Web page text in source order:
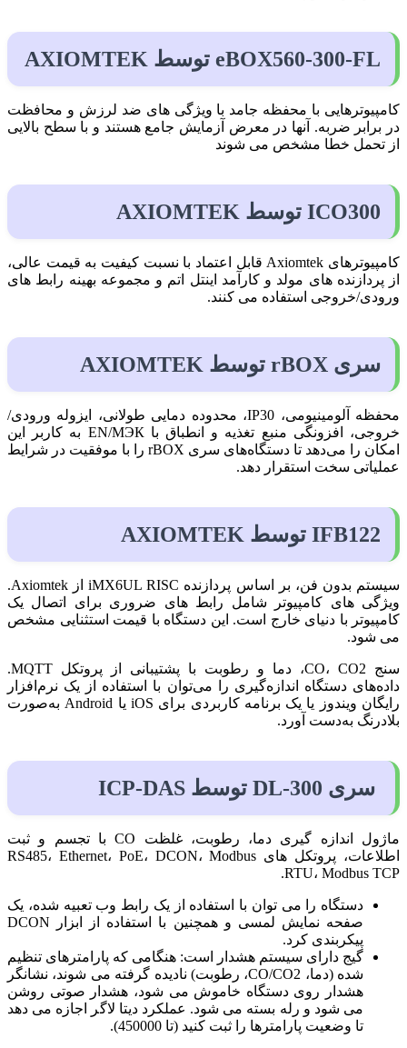
eBOX560-300-FL توسط AXIOMTEK
کامپیوترهایی با محفظه جامد با ویژگی های ضد لرزش و محافظت
در برابر ضربه. آنها در معرض آزمایش جامع هستند و با سطح بالایی
از تحمل خطا مشخص می شوند
ICO300 توسط AXIOMTEK
کامپیوترهای Axiomtek قابل اعتماد با نسبت کیفیت به قیمت عالی،
از پردازنده های مولد و کارآمد اینتل اتم و مجموعه بهینه رابط های
ورودی/خروجی استفاده می کنند.
سری rBOX توسط AXIOMTEK
محفظه آلومینیومی، IP30، محدوده دمایی طولانی، ایزوله ورودی/
خروجی، افزونگی منبع تغذیه و انطباق با EN/МЭК به کاربر این
امکان را می‌دهد تا دستگاه‌های سری rBOX را با موفقیت در شرایط
عملیاتی سخت استقرار دهد.
IFB122 توسط AXIOMTEK
سیستم بدون فن، بر اساس پردازنده iMX6UL RISC از Axiomtek.
ویژگی های کامپیوتر شامل رابط های ضروری برای اتصال یک
کامپیوتر با دنیای خارج است. این دستگاه با قیمت استثنایی مشخص
می شود.
سنج CO، CO2، دما و رطوبت با پشتیبانی از پروتکل MQTT.
داده‌های دستگاه اندازه‌گیری را می‌توان با استفاده از یک نرم‌افزار
رایگان ویندوز یا یک برنامه کاربردی برای iOS یا Android به‌صورت
بلادرنگ به‌دست آورد.
سری DL-300 توسط ICP-DAS
ماژول اندازه گیری دما، رطوبت، غلظت CO با تجسم و ثبت
اطلاعات، پروتکل های RS485، Ethernet، PoE، DCON، Modbus
RTU، Modbus TCP.
دستگاه را می توان با استفاده از یک رابط وب تعبیه شده، یک
صفحه نمایش لمسی و همچنین با استفاده از ابزار DCON
پیکربندی کرد.
گیج دارای سیستم هشدار است: هنگامی که پارامترهای تنظیم
شده (دما، CO/CO2، رطوبت) نادیده گرفته می شوند، نشانگر
هشدار روی دستگاه خاموش می شود، هشدار صوتی روشن
می شود و رله بسته می شود. عملکرد دیتا لاگر اجازه می دهد
تا وضعیت پارامترها را ثبت کنید (تا 450000).